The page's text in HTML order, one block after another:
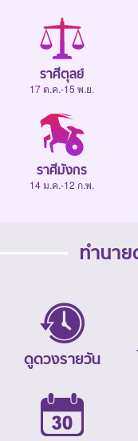
ราศีตุลย์
17 ต.ค.-15 พ.ย.
ราศีมังกร
14 ม.ค.-12 ก.พ.
ทำนาย
ดูดวงรายวัน